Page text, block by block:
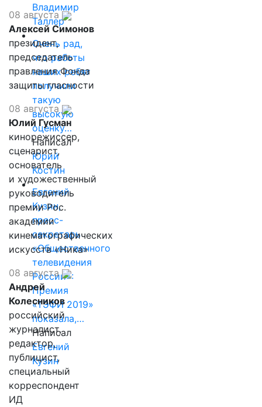
Владимир
Таллер
Очень рад,
что работы
наших ребят
получили
такую
высокую
оценку…
Написал
Юрий
Костин
Евгений
Кузин,
пресс-
секретарь
«Общественного
телевидения
России»:
Премия
«ТЭФИ 2019»
показала,…
Написал
Евгений
Кузин
08 августа
Алексей Симонов
президент,
председатель
правления Фонда
защиты гласности
08 августа
Юлий Гусман
кинорежиссер,
сценарист,
основатель
и художественный
руководитель
премии Рос.
академии
кинематографических
искусств «Ника»
08 августа
Андрей
Колесников
российский
журналист,
редактор,
публицист,
специальный
корреспондент
ИД